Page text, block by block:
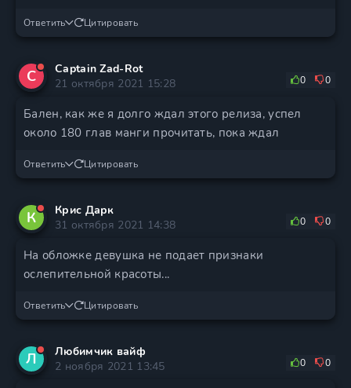
Ответить Цитировать
C
Captain Zad-Rot
21 октября 2021 15:28
0 0
Бален, как же я долго ждал этого релиза, успел
около 180 глав манги прочитать, пока ждал
Ответить Цитировать
К
Крис Дарк
31 октября 2021 14:38
0 0
На обложке девушка не подает признаки
ослепительной красоты...
Ответить Цитировать
Л
Любимчик вайф
2 ноября 2021 13:45
0 0